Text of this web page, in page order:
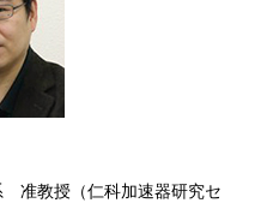
准教授（仁科加速器研究セ